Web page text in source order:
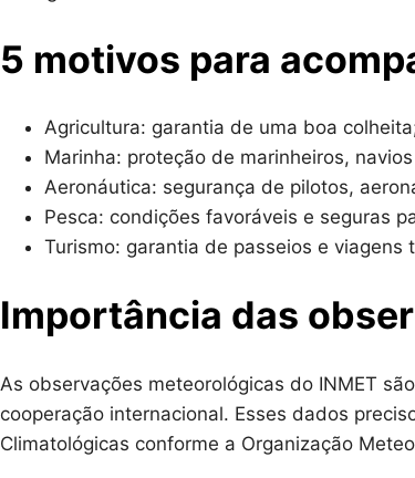
5 motivos para
Agricultura: garantia de uma boa
Marinha: proteção de marinheiros,
Aeronáutica: segurança de pilotos,
Pesca: condições favoráveis e seguras
Turismo: garantia de passeios e viagens
Importância das
As observações meteorológicas do INMET
cooperação internacional. Esses dados
Climatológicas conforme a Organização